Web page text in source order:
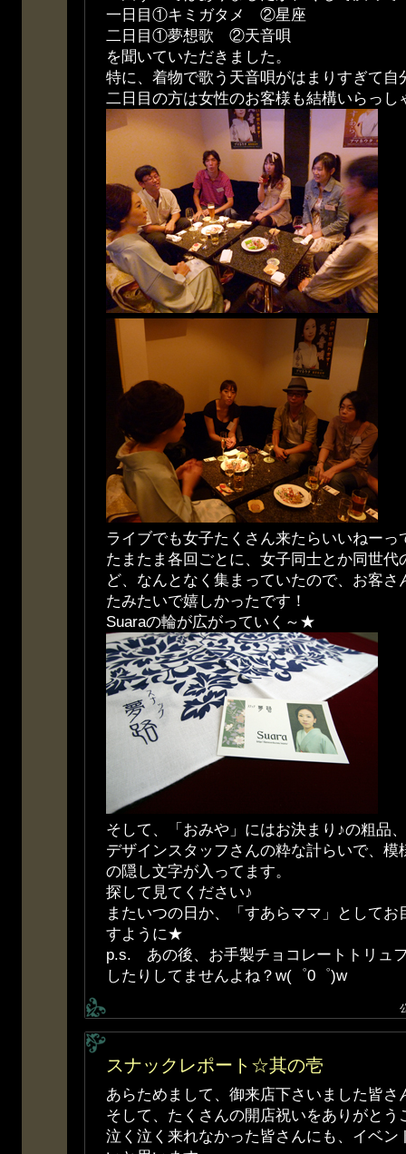
一日目①キミガタメ ②星座
二日目①夢想歌 ②天音唄
を聞いていただきました。
特に、着物で歌う天音唄がはまりすぎて自
二日目の方は女性のお客様も結構いらっし
ライブでも女子たくさん来たらいいねーっ
たまたま各回ごとに、女子同士とか同世代
ど、なんとなく集まっていたので、お客
たみたいで嬉しかったです！
Suaraの輪が広がっていく～★
そして、「おみや」にはお決まり♪の粗品
デザインスタッフさんの粋な計らいで
の隠し文字が入ってます。
探して見てください♪
またいつの日か、「すあらママ」として
すように★
p.s. あの後、お手製チョコレートトリュ
したりしてませんよね？w(゜0゜)w
スナックレポート☆其の壱
あらためまして、御来店下さいました皆さ
そして、たくさんの開店祝いをありがと
泣く泣く来れなかった皆さんにも、イベン